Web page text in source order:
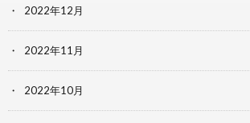
2022年12月
2022年11月
2022年10月